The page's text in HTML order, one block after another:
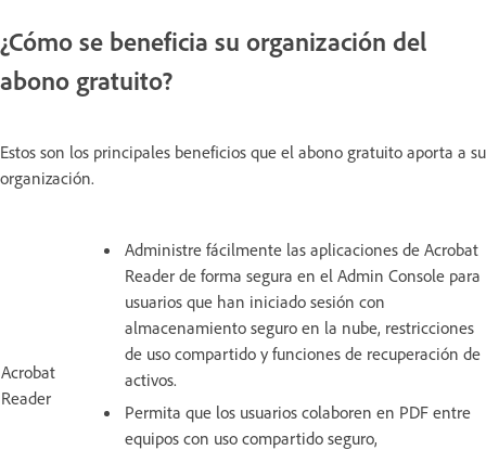
¿Cómo se beneficia su organización del
abono gratuito?
Estos son los principales beneficios que el abono gratuito aporta a su
organización.
Acrobat
Reader
Administre fácilmente las aplicaciones de Acrobat
Reader de forma segura en el Admin Console para
usuarios que han iniciado sesión con
almacenamiento seguro en la nube, restricciones
de uso compartido y funciones de recuperación de
activos.
Permita que los usuarios colaboren en PDF entre
equipos con uso compartido seguro,